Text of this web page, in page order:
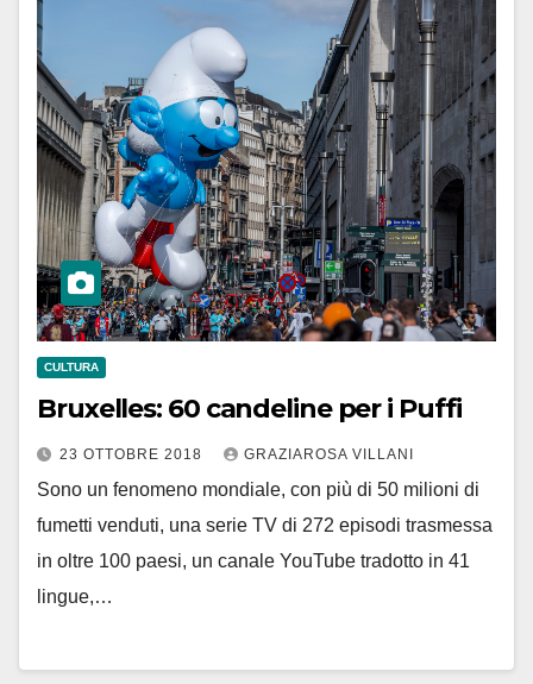
CULTURA
Bruxelles: 60 candeline per i Puffi
23 OTTOBRE 2018 GRAZIAROSA VILLANI
Sono un fenomeno mondiale, con più di 50 milioni di
fumetti venduti, una serie TV di 272 episodi trasmessa
in oltre 100 paesi, un canale YouTube tradotto in 41
lingue,…